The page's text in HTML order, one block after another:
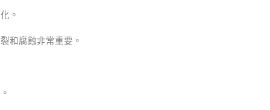
。
和腐蝕非常重要。